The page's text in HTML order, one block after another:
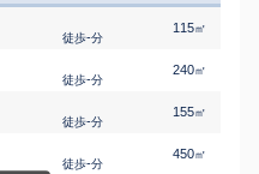
徒歩-分
115㎡
徒歩-分
240㎡
徒歩-分
155㎡
徒歩-分
450㎡